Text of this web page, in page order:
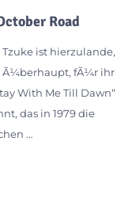
Road
ist hierzulande,
Ã¼berhaupt, fÃ¼r ihr
With Me Till Dawn“
das in 1979 die
…